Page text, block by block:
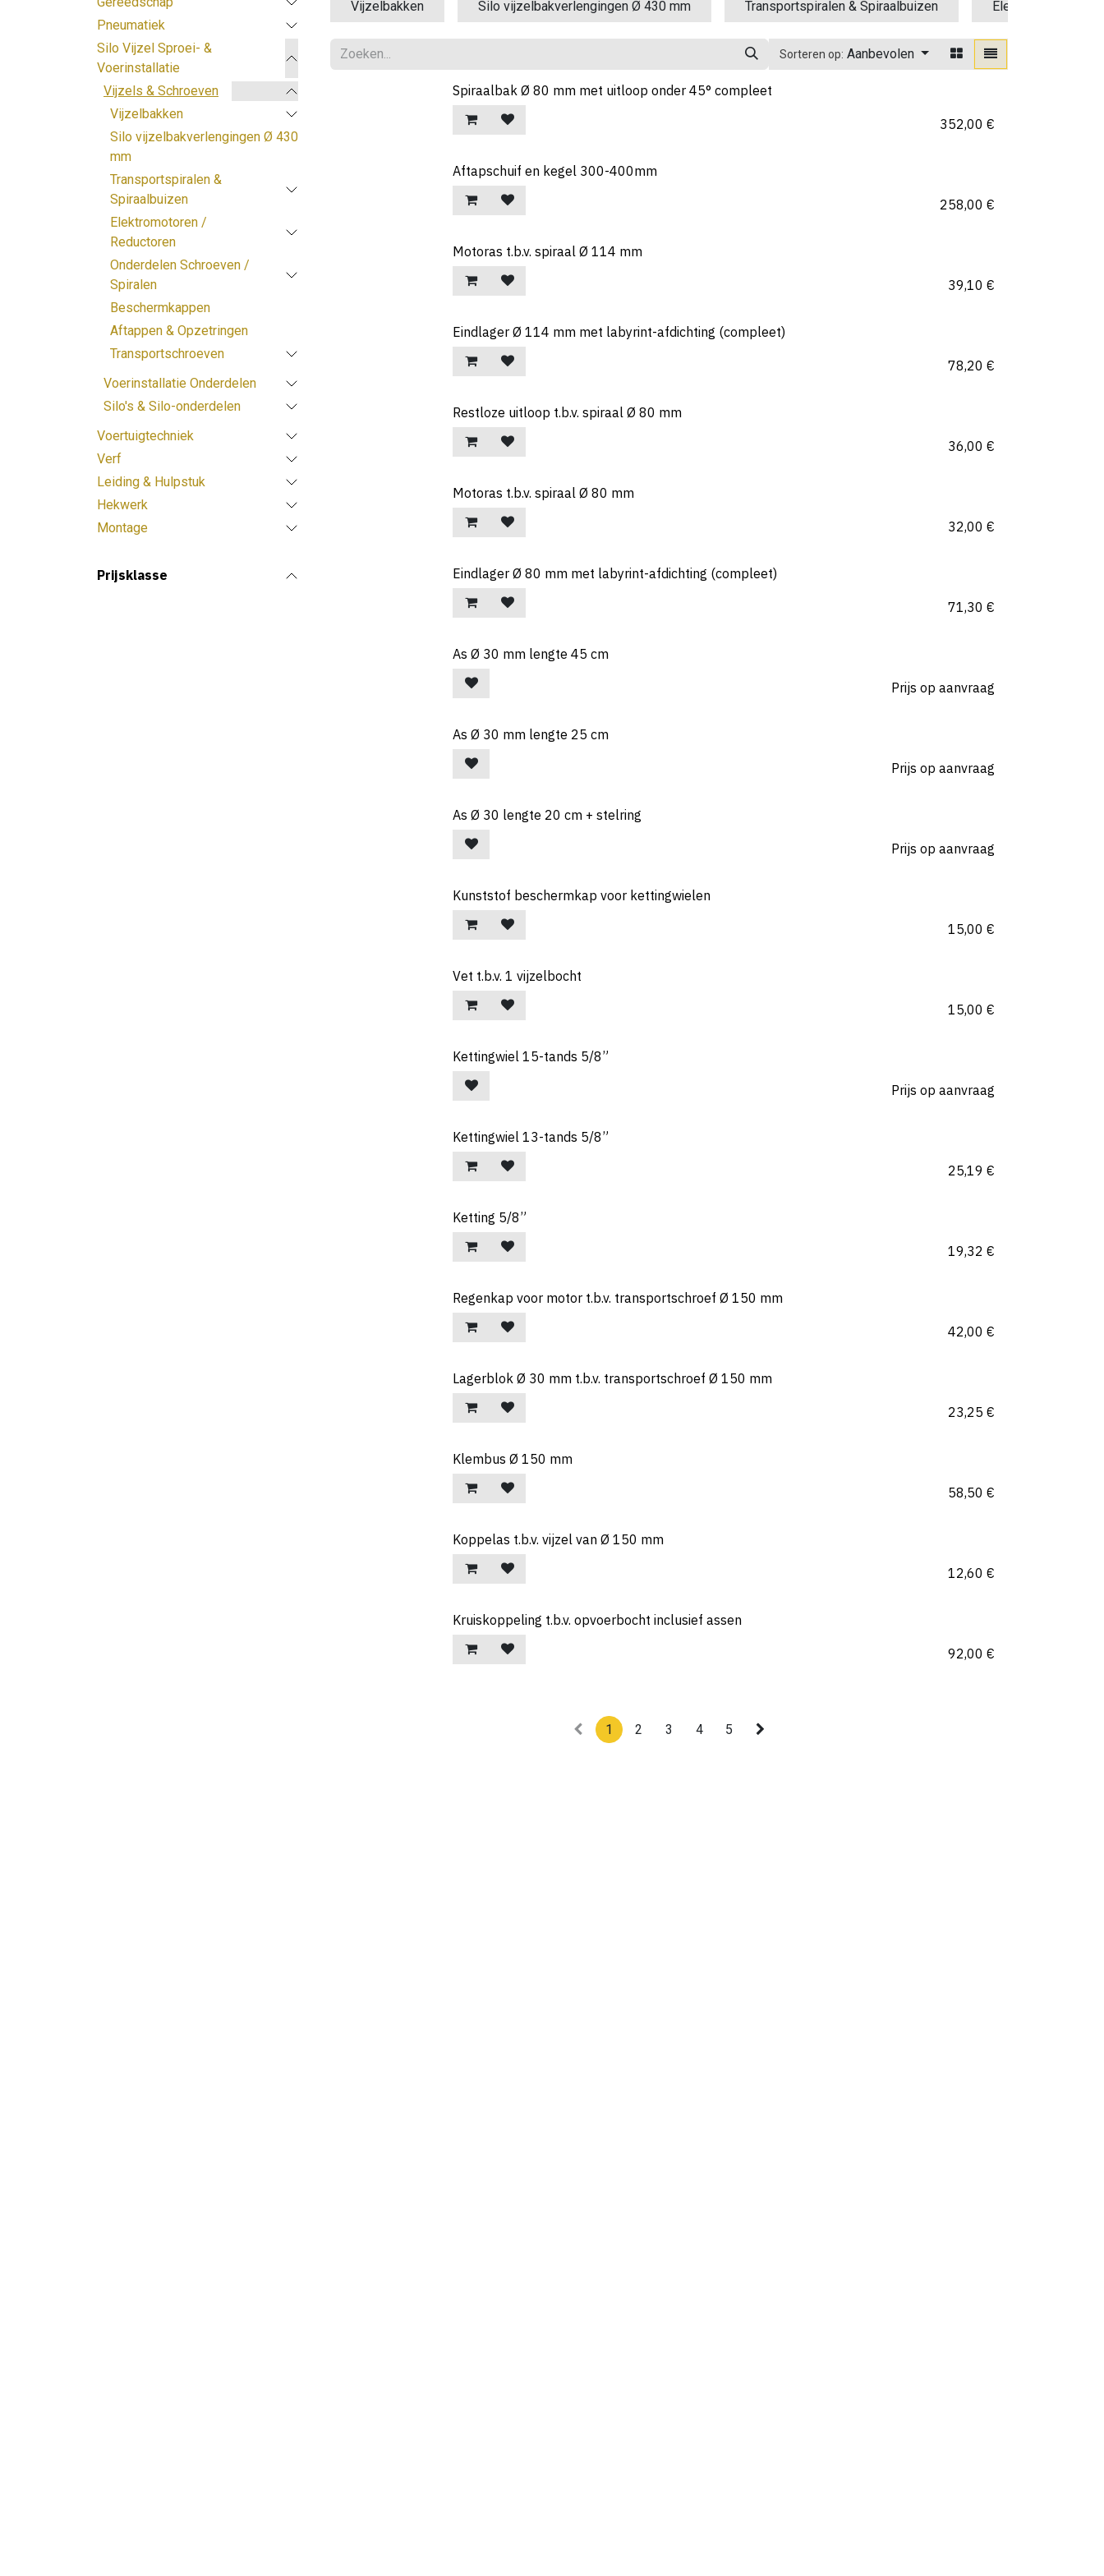
Pneumatiek
Silo Vijzel Sproei- &
Voerinstallatie
Vijzels & Schroeven
Vijzelbakken
Silo vijzelbakverlengingen Ø 430
mm
Transportspiralen &
Spiraalbuizen
Elektromotoren /
Reductoren
Onderdelen Schroeven /
Spiralen
Beschermkappen
Aftappen & Opzetringen
Transportschroeven
Voerinstallatie Onderdelen
Silo's & Silo-onderdelen
Voertuigtechniek
Verf
Leiding & Hulpstuk
Hekwerk
Montage
Prijsklasse
Vijzelbakken Silo vijzelbakverlengingen Ø 430 mm Transportspiralen & Spiraalbuizen Elektromotoren /
Sorteren op: Aanbevolen
Spiraalbak Ø 80 mm met uitloop onder 45° compleet
352,00 €
Aftapschuif en kegel 300-400mm
258,00 €
Motoras t.b.v. spiraal Ø 114 mm
39,10 €
Eindlager Ø 114 mm met labyrint-afdichting (compleet)
78,20 €
Restloze uitloop t.b.v. spiraal Ø 80 mm
36,00 €
Motoras t.b.v. spiraal Ø 80 mm
32,00 €
Eindlager Ø 80 mm met labyrint-afdichting (compleet)
71,30 €
As Ø 30 mm lengte 45 cm
Prijs op aanvraag
As Ø 30 mm lengte 25 cm
Prijs op aanvraag
As Ø 30 lengte 20 cm + stelring
Prijs op aanvraag
Kunststof beschermkap voor kettingwielen
15,00 €
Vet t.b.v. 1 vijzelbocht
15,00 €
Kettingwiel 15-tands 5/8”
Prijs op aanvraag
Kettingwiel 13-tands 5/8”
25,19 €
Ketting 5/8”
19,32 €
Regenkap voor motor t.b.v. transportschroef Ø 150 mm
42,00 €
Lagerblok Ø 30 mm t.b.v. transportschroef Ø 150 mm
23,25 €
Klembus Ø 150 mm
58,50 €
Koppelas t.b.v. vijzel van Ø 150 mm
12,60 €
Kruiskoppeling t.b.v. opvoerbocht inclusief assen
92,00 €
1 2 3 4 5